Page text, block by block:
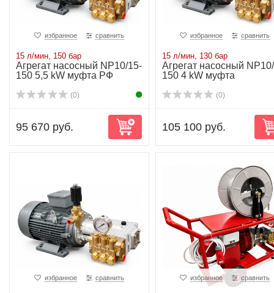
избранное сравнить
15 л/мин, 150 бар
Агрегат насосный NP10/15-
150 5,5 kW муфта РФ
(0)
95 670 руб.
избранное сравнить
15 л/мин, 130 бар
Агрегат насосный
150 4 kW муфта
(0)
105 100 руб.
избранное сравнить избранное сравнить